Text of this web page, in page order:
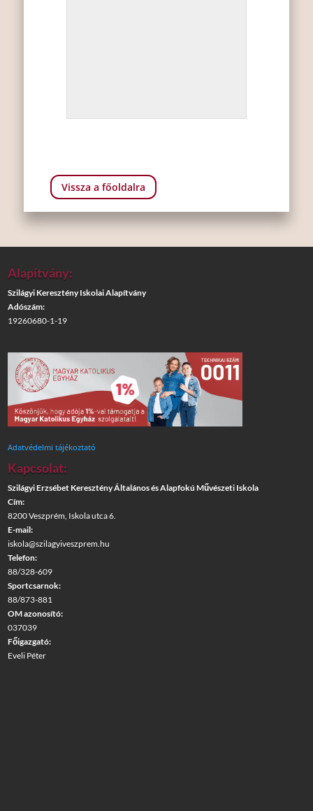
Vissza a főoldalra
Alapítvány:
Szilágyi Keresztény Iskolai Alapítvány
Adószám:
19260680-1-19
Adatvédelmi tájékoztató
Kapcsolat:
Szilágyi Erzsébet Keresztény Általános és Alapfokú Művészeti Iskola
Cím:
8200 Veszprém, Iskola utca 6.
E-mail:
iskola@szilagyiveszprem.hu
Telefon:
88/328-609
Sportcsarnok:
88/873-881
OM azonosító:
037039
Főigazgató:
Eveli Péter